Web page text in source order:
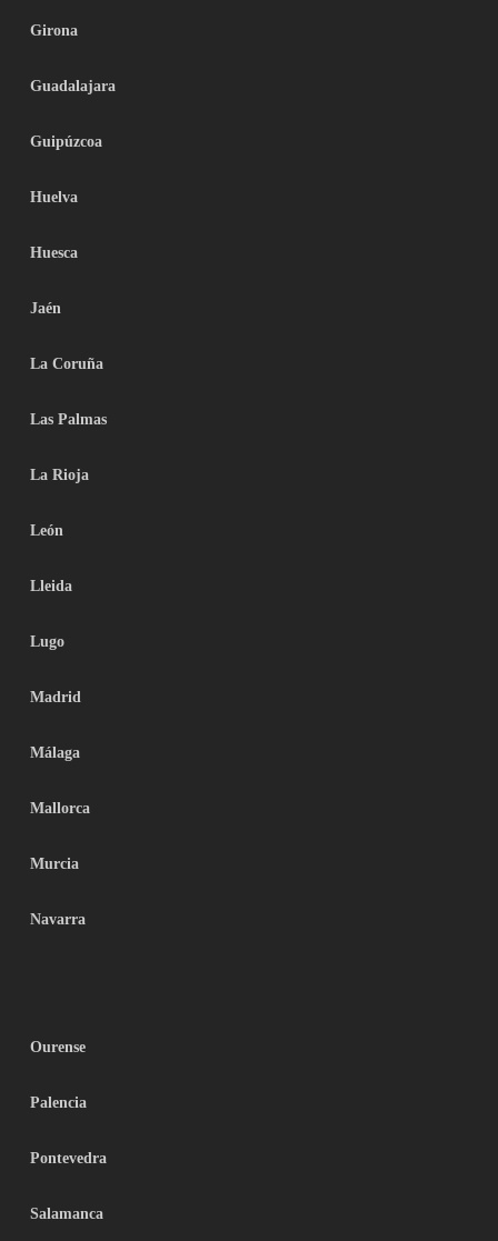
Girona
Guadalajara
Guipúzcoa
Huelva
Huesca
Jaén
La Coruña
Las Palmas
La Rioja
León
Lleida
Lugo
Madrid
Málaga
Mallorca
Murcia
Navarra
Ourense
Palencia
Pontevedra
Salamanca